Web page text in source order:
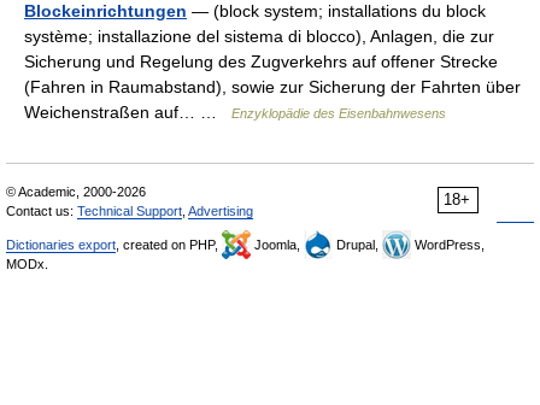
Blockeinrichtungen — (block system; installations du block
système; installazione del sistema di blocco), Anlagen, die zur
Sicherung und Regelung des Zugverkehrs auf offener Strecke
(Fahren in Raumabstand), sowie zur Sicherung der Fahrten über
Weichenstraßen auf… …
Enzyklopädie des Eisenbahnwesens
18+
© Academic, 2000-2026
Contact us: Technical Support Advertising
Dictionaries export , created on PHP, Joomla, Drupal,
WordPress,
MODx.